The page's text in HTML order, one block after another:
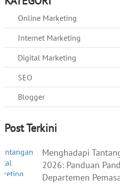
Online Marketing
Internet Marketing
Digital Marketing
SEO
Blogger
Post Terkini
Menghadapi
2026: Panduan
Departemen